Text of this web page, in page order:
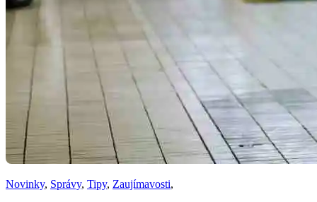
Novinky, Správy, Tipy, Zaujímavosti,